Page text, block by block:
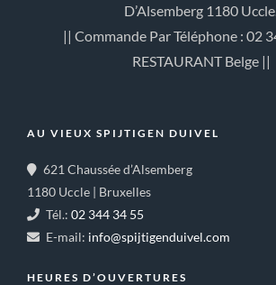
D’Alsemberg 1180
|| Commande Par Téléphone : 02
RESTAURANT Belge ||
AU VIEUX SPIJTIGEN DUIVEL
621 Chaussée d’Alsemberg
1180 Uccle | Bruxelles
Tél.: 02 344 34 55
E-mail: info@spijtigenduivel.com
HEURES D’OUVERTURES